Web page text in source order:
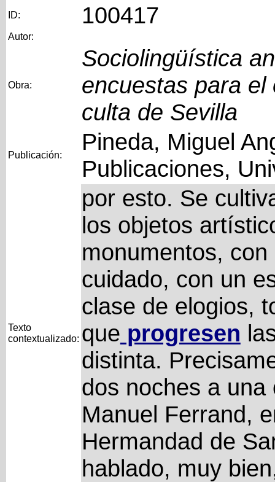
ID: 100417
Autor:
Obra:
Sociolingüística
encuestas para
culta de Sevilla
Publicación:
Pineda, Miguel
Publicaciones,
Texto
contextualizado:
por esto. Se
los objetos
monumentos,
cuidado, con un
clase de elogios,
que progresen
distinta.
dos noches a
Manuel Ferrand,
Hermandad de
hablado, muy